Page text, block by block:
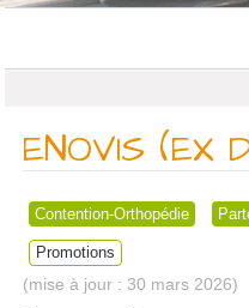
ENOVIS (EX
Contention-Orthopédie
Promotions
30 mars 2026